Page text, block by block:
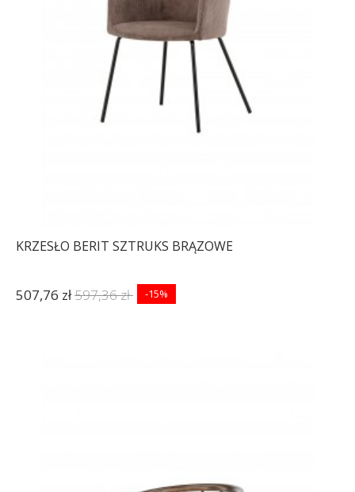
KRZESŁO BERIT SZTRUKS BRĄZOWE
507,76 zł597,36 zł -15%